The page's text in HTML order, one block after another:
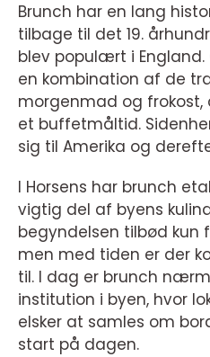
Brunch har en lang
tilbage til det 19.
blev populært i
en kombination af de
morgenmad og frokost,
et buffetmåltid.
sig til Amerika og
I Horsens har brunch
vigtig del af byens
begyndelsen tilbød kun
men med tiden er der
til. I dag er brunch
institution i byen, hvor
elsker at samles om
start på dagen.